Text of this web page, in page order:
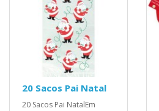
20 Sacos Pai Natal
20 Sacos Pai NatalEm